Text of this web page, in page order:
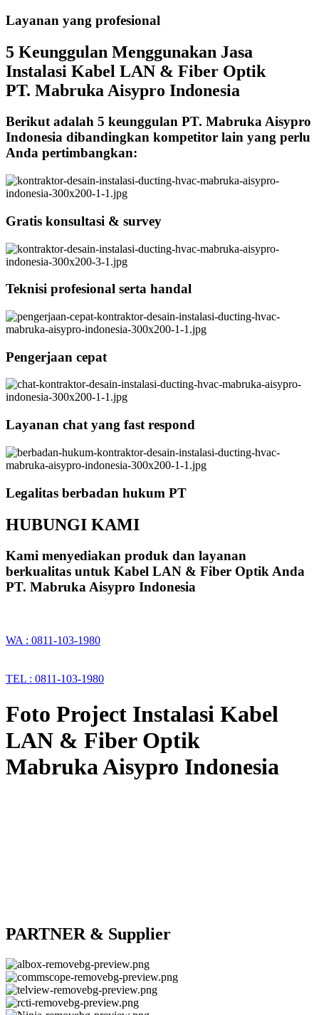
Layanan yang profesional
5 Keunggulan Menggunakan Jasa
Instalasi Kabel LAN & Fiber Optik
PT. Mabruka Aisypro Indonesia
Berikut adalah 5 keunggulan PT. Mabruka Aisypro
Indonesia dibandingkan kompetitor lain yang perlu
Anda pertimbangkan:
Gratis konsultasi & survey
Teknisi profesional serta handal
Pengerjaan cepat
Layanan chat yang fast respond
Legalitas berbadan hukum PT
HUBUNGI KAMI
Kami menyediakan produk dan layanan
berkualitas untuk Kabel LAN & Fiber Optik Anda
PT. Mabruka Aisypro Indonesia
WA : 0811-103-1980
TEL : 0811-103-1980
Foto Project Instalasi Kabel
LAN & Fiber Optik
Mabruka Aisypro Indonesia
PARTNER & Supplier